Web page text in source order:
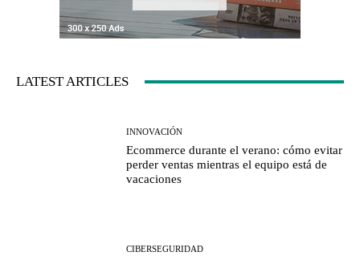
LATEST ARTICLES
INNOVACIÓN
Ecommerce durante el verano: cómo evitar
perder ventas mientras el equipo está de
vacaciones
CIBERSEGURIDAD